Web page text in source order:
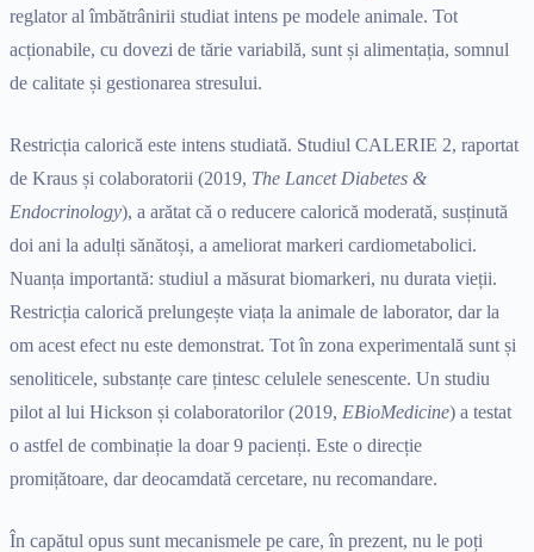
reglator al îmbătrânirii studiat intens pe modele animale. Tot
acționabile, cu dovezi de tărie variabilă, sunt și alimentația, somnul
de calitate și gestionarea stresului.
Restricția calorică este intens studiată. Studiul CALERIE 2, raportat
de Kraus și colaboratorii (2019, The Lancet Diabetes &
Endocrinology), a arătat că o reducere calorică moderată, susținută
doi ani la adulți sănătoși, a ameliorat markeri cardiometabolici.
Nuanța importantă: studiul a măsurat biomarkeri, nu durata vieții.
Restricția calorică prelungește viața la animale de laborator, dar la
om acest efect nu este demonstrat. Tot în zona experimentală sunt și
senoliticele, substanțe care țintesc celulele senescente. Un studiu
pilot al lui Hickson și colaboratorilor (2019, EBioMedicine) a testat
o astfel de combinație la doar 9 pacienți. Este o direcție
promițătoare, dar deocamdată cercetare, nu recomandare.
În capătul opus sunt mecanismele pe care, în prezent, nu le poți